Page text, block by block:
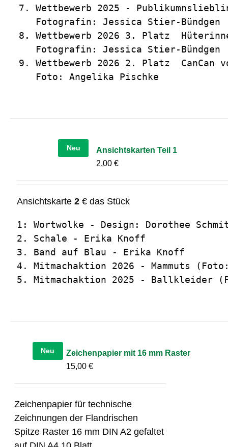
7. Wettbewerb 2025 -
   Fotografin: Jessica Stier-Bündgen
8. Wettbewerb 2026 3. Platz
   Fotografin: Jessica Stier-Bündgen
9. Wettbewerb 2026 2. Platz  CanCan
   Foto: Angelika Pischke
Neu
Ansichtskarten Teil 1
2,00€
Ansichtskarte2€ das Stück
1: Wortwolke - Design: Dorothee
2. Schale - Erika Knoff
3. Band auf Blau - Erika Knoff
4. Mitmachaktion 2026 - Mammuts
5. Mitmachaktion 2025 - Ballkleider
Neu
Zeichenpapier mit 16 mm Raster
15,00€
Zeichenpapier für technische
Zeichnungen der Flandrischen
Spitze Raster 16 mm DIN A2 gefaltet